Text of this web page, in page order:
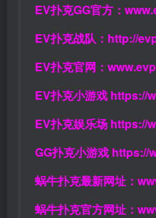
EV扑克GG官方：
EV扑克战队： http://
EV扑克官网：
EV扑克小游戏 https://
EV扑克娱乐场 https://
GG扑克小游戏 https://
蜗牛扑克最新网址：
蜗牛扑克官方网址：